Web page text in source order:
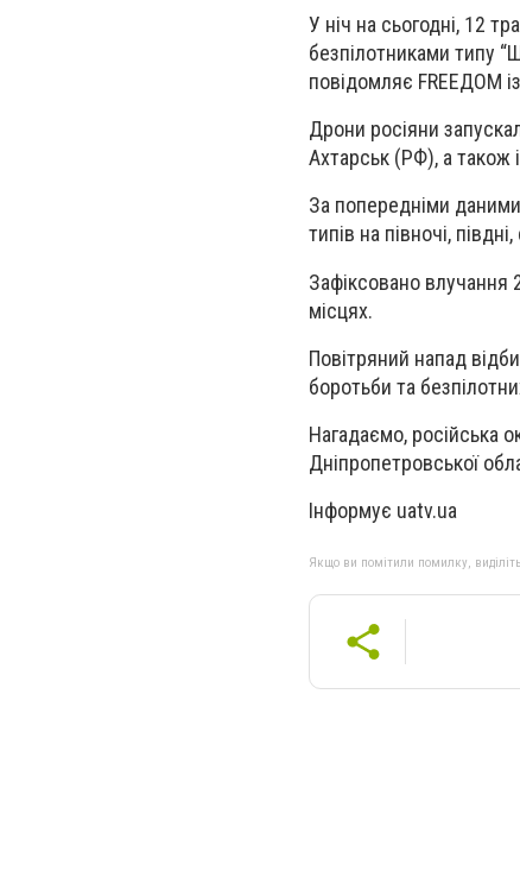
У ніч на сьогодні, 12
безпілотниками типу
повідомляє FREEДОМ
Дрони росіяни
Ахтарськ (РФ), а також
За попередніми
типів на півночі,
Зафіксовано влучання
місцях.
Повітряний напад
боротьби та
Нагадаємо, російська
Дніпропетровської
Інформує uatv.ua
Якщо ви помітили помилку,